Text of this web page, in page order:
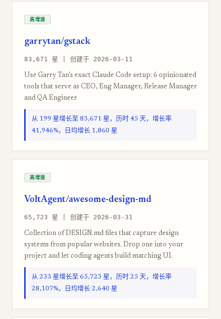
高增速
garrytan/gstack
83,671 星 | 创建于 2026-03-11
Use Garry Tan's exact Claude Code setup: 6 opinionated
tools that serve as CEO, Eng Manager, Release Manager
and QA Engineer
从 199 星增长至 83,671 星，历时 45 天，增长率
41,946%，日均增长 1,860 星
高增速
VoltAgent/awesome-design-md
65,723 星 | 创建于 2026-03-31
Collection of DESIGN.md files that capture design
systems from popular websites. Drop one into your
project and let coding agents build matching UI.
从 233 星增长至 65,723 星，历时 25 天，增长率
28,107%，日均增长 2,640 星